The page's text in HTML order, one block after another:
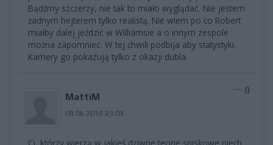
Bądźmy szczerzy, nie tak to miało wyglądać. Nie jestem
żadnym hejterem tylko realistą. Nie wiem po co Robert
miałby dalej jeździć w Williamsie a o innym zespole
można zapomnieć. W tej chwili podbija aby statystyki.
Kamery go pokazują tylko z okazji dubla.
MattiM
09.06.2019 23:03
0